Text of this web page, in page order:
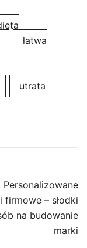
łatwa
utrata
Personalizowane
firmowe – słodki
na budowanie
marki